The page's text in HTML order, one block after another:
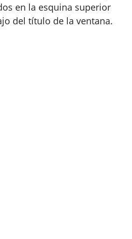
en la esquina superior
del título de la ventana.